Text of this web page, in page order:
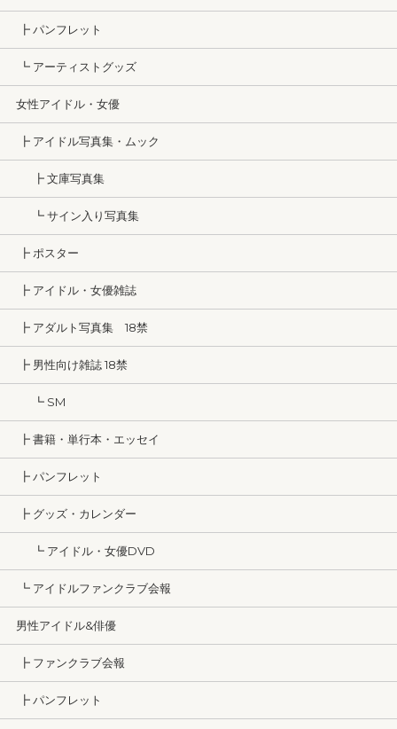
┣ パンフレット
┗ アーティストグッズ
女性アイドル・女優
┣ アイドル写真集・ムック
┣ 文庫写真集
┗ サイン入り写真集
┣ ポスター
┣ アイドル・女優雑誌
┣ アダルト写真集 18禁
┣ 男性向け雑誌 18禁
┗ SM
┣ 書籍・単行本・エッセイ
┣ パンフレット
┣ グッズ・カレンダー
┗ アイドル・女優DVD
┗ アイドルファンクラブ会報
男性アイドル&俳優
┣ ファンクラブ会報
┣ パンフレット